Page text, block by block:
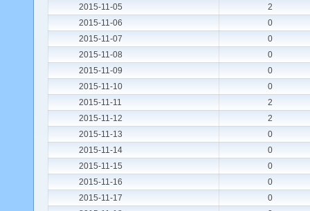
2015-11-05
2
2015-11-06
0
2015-11-07
0
2015-11-08
0
2015-11-09
0
2015-11-10
0
2015-11-11
2
2015-11-12
2
2015-11-13
0
2015-11-14
0
2015-11-15
0
2015-11-16
0
2015-11-17
0